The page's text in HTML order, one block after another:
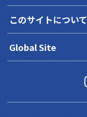
このサイトについて
Global Site